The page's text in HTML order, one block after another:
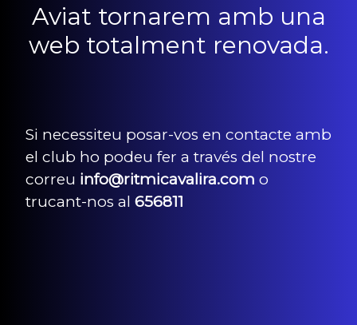
Aviat tornarem amb una
web totalment renovada.
Si necessiteu posar-vos en contacte amb
el club ho podeu fer a través del nostre
correu info@ritmicavalira.com o
trucant-nos al 656811